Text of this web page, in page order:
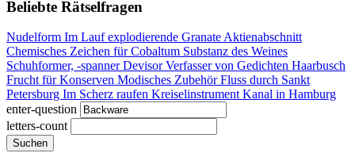
Beliebte Rätselfragen
Nudelform Im Lauf explodierende GranateAktienabschnitt
Chemisches Zeichen für Cobaltum Substanz des Weines
Schuhformer, -spannerDevisorVerfasser von Gedichten Haarbusch
Frucht für Konserven Modisches ZubehörFluss durch Sankt
Petersburg Im Scherz raufen KreiselinstrumentKanal in Hamburg
enter-question
letters-count
Suchen